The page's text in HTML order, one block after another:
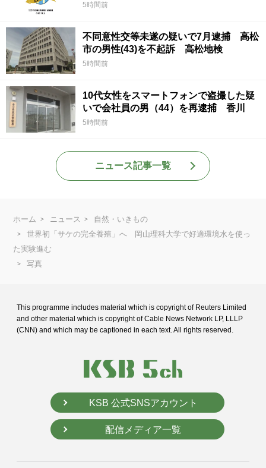
5時間前
不同意性交等未遂の疑いで7月逮捕 高松
市の男性(43)を不起訴 高松地検
5時間前
10代女性をスマートフォンで盗撮した疑
いで会社員の男（44）を再逮捕 香川
5時間前
ニュース記事一覧
ホーム ニュース
自然・いきもの
世界初「サケの完全養殖」へ 岡山理科大学で好適環境水を使っ
た実験進む
写真
This programme includes material which is copyright of Reuters Limited
and other material which is copyright of Cable News Network LP, LLLP
(CNN) and which may be captioned in each text. All rights reserved.
KSB 公式SNSアカウント
配信メディア一覧